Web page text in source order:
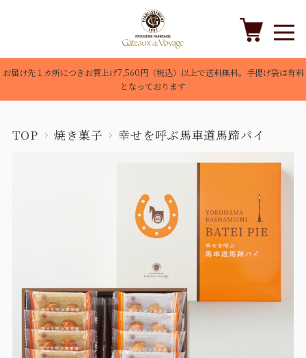
お届け先１カ所につきお買上げ7,560円（税込）以上で送料無料。手提げ袋は有料
となっております
TOP 焼き菓子 幸せを呼ぶ馬車道馬蹄パイ